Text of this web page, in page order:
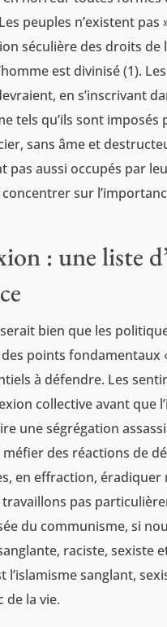
peuples n’existent
séculière des droits de
est divinisé (1).
en s’inscrivant
tels qu’ils sont
sans âme et
pas aussi occupés par
concentrer sur
: une liste
bien que les
points fondamentaux
à défendre. Les
collective avant que
une ségrégation
des réactions de
en effraction, éradiquer
pas
du communisme, si
raciste, sexiste
l’islamisme sanglant,
de la vie.